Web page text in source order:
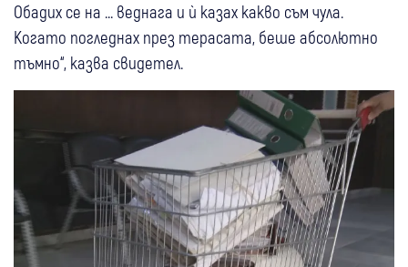
Обадих се на ... веднага и ѝ казах какво съм чула.
Когато погледнах през терасата, беше абсолютно
тъмно“, казва свидетел.